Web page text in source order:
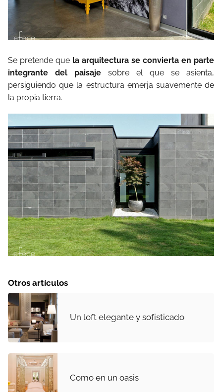
Se pretende que la arquitectura se convierta en parte
integrante del paisaje sobre el que se asienta,
persiguiendo que la estructura emerja suavemente de
la propia tierra.
Otros artículos
Un loft elegante y sofisticado
Como en un oasis